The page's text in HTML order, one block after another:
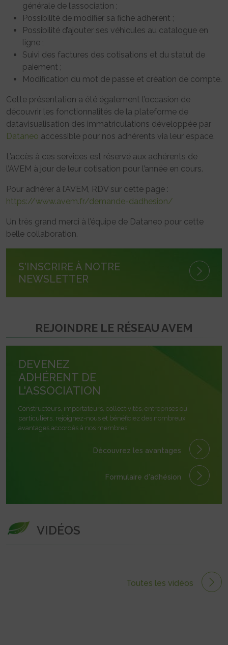
générale de l’association ;
Possibilité de modifier sa fiche adhérent ;
Possibilité d’ajouter ses véhicules au catalogue en
ligne ;
Suivi des factures des cotisations et du statut de
paiement ;
Modification du mot de passe et création de compte.
Cette présentation a été également l’occasion de
découvrir les fonctionnalités de la plateforme de
datavisualisation des immatriculations développée par
Dataneo accessible pour nos adhérents via leur espace.
L’accès à ces services est réservé aux adhérents de
l’AVEM à jour de leur cotisation pour l’année en cours.
Pour adhérer à l’AVEM, RDV sur cette page :
https://www.avem.fr/demande-dadhesion/
Un très grand merci à l’équipe de Dataneo pour cette
belle collaboration.
S'INSCRIRE À NOTRE
NEWSLETTER
REJOINDRE LE RÉSEAU AVEM
DEVENEZ
ADHÉRENT DE
L'ASSOCIATION
Constructeurs, importateurs, collectivités, entreprises ou
particuliers, rejoignez-nous et bénéficiez des nombreux
avantages accordés à nos membres.
Découvrez les avantages
Formulaire d'adhésion
VIDÉOS
Toutes les vidéos